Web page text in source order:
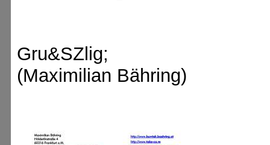
Gru&SZlig;
(Maximilian Bähring)